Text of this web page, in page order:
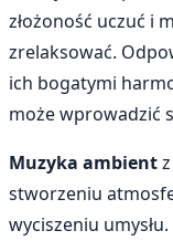
złożoność uczuć i
zrelaksować.
ich bogatymi
może wprowadzić
Muzyka ambient
stworzeniu
wyciszeniu